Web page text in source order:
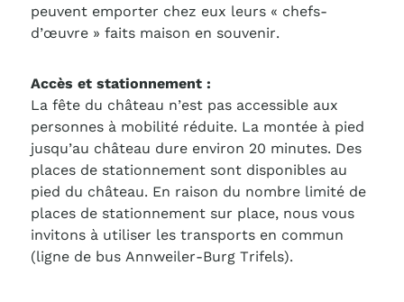
peuvent emporter chez eux leurs « chefs-
d’œuvre » faits maison en souvenir.
Accès et stationnement :
La fête du château n’est pas accessible aux
personnes à mobilité réduite. La montée à pied
jusqu’au château dure environ 20 minutes. Des
places de stationnement sont disponibles au
pied du château. En raison du nombre limité de
places de stationnement sur place, nous vous
invitons à utiliser les transports en commun
(ligne de bus Annweiler-Burg Trifels).